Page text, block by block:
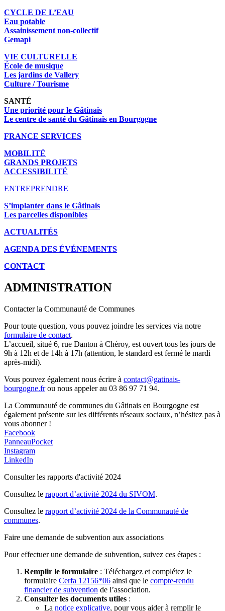
CYCLE DE L’EAU
Eau potable
Assainissement non-collectif
Gemapi
VIE CULTURELLE
École de musique
Les jardins de Vallery
Culture / Tourisme
SANTÉ
Une priorité pour le Gâtinais
Le centre de santé du Gâtinais en Bourgogne
FRANCE SERVICES
MOBILITÉ
GRANDS PROJETS
ACCESSIBILITÉ
ENTREPRENDRE
S’implanter dans le Gâtinais
Les parcelles disponibles
ACTUALITÉS
AGENDA DES ÉVÉNEMENTS
CONTACT
ADMINISTRATION
Contacter la Communauté de Communes
Pour toute question, vous pouvez joindre les services via notre
formulaire de contact.
L’accueil, situé 6, rue Danton à Chéroy, est ouvert tous les jours de
9h à 12h et de 14h à 17h (attention, le standard est fermé le mardi
après-midi).
Vous pouvez également nous écrire à contact@gatinais-
bourgogne.frou nous appeler au 03 86 97 71 94.
La Communauté de communes du Gâtinais en Bourgogne est
également présente sur les différents réseaux sociaux, n’hésitez pas à
vous abonner !
Facebook
PanneauPocket
Instagram
LinkedIn
Consulter les rapports d'activité 2024
Consultez le rapport d’activité 2024 du SIVOM.
Consultez le rapport d’activité 2024 de la Communauté de
communes.
Faire une demande de subvention aux associations
Pour effectuer une demande de subvention, suivez ces étapes :
Remplir le formulaire : Téléchargez et complétez le
formulaire Cerfa 12156*06 ainsi que le compte-rendu
financier de subvention de l’association.
Consulter les documents utiles :
La notice explicative, pour vous aider à remplir le